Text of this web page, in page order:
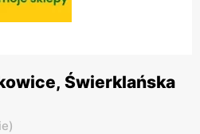
Świerklańska
)